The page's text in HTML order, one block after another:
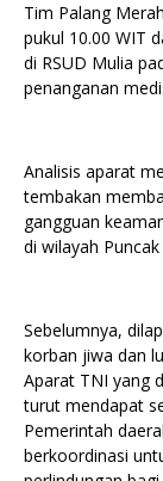
Tim Palang
pukul 10.00 WIT
di RSUD Mulia
penanganan
Analisis aparat
tembakan
gangguan
di wilayah
Sebelumnya,
korban jiwa dan
Aparat TNI yang
turut mendapat
Pemerintah
berkoordinasi